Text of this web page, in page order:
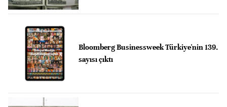
Bloomberg Businessweek Türkiye'nin 139.
sayısı çıktı